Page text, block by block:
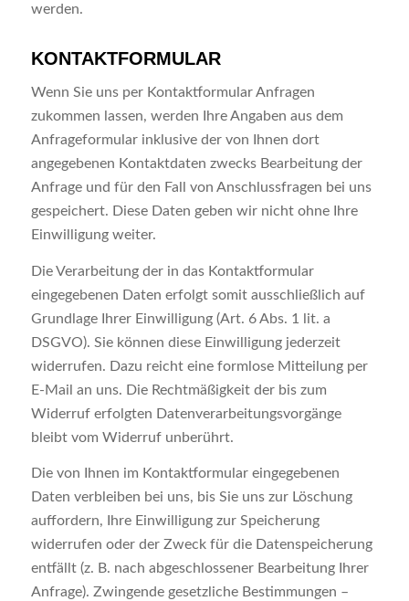
werden.
KONTAKTFORMULAR
Wenn Sie uns per Kontaktformular Anfragen
zukommen lassen, werden Ihre Angaben aus dem
Anfrageformular inklusive der von Ihnen dort
angegebenen Kontaktdaten zwecks Bearbeitung der
Anfrage und für den Fall von Anschlussfragen bei uns
gespeichert. Diese Daten geben wir nicht ohne Ihre
Einwilligung weiter.
Die Verarbeitung der in das Kontaktformular
eingegebenen Daten erfolgt somit ausschließlich auf
Grundlage Ihrer Einwilligung (Art. 6 Abs. 1 lit. a
DSGVO). Sie können diese Einwilligung jederzeit
widerrufen. Dazu reicht eine formlose Mitteilung per
E-Mail an uns. Die Rechtmäßigkeit der bis zum
Widerruf erfolgten Datenverarbeitungsvorgänge
bleibt vom Widerruf unberührt.
Die von Ihnen im Kontaktformular eingegebenen
Daten verbleiben bei uns, bis Sie uns zur Löschung
auffordern, Ihre Einwilligung zur Speicherung
widerrufen oder der Zweck für die Datenspeicherung
entfällt (z. B. nach abgeschlossener Bearbeitung Ihrer
Anfrage). Zwingende gesetzliche Bestimmungen –